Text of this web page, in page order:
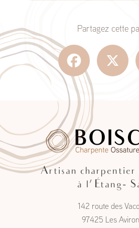
Partagez cette
Facebook
Artisan charpentier
à l'Étang-
142 route des
97425 Les